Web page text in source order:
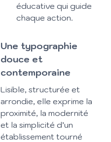
éducative qui guide
chaque action.
Une typographie
douce et
contemporaine
Lisible, structurée et
arrondie, elle exprime la
proximité, la modernité
et la simplicité d’un
établissement tourné